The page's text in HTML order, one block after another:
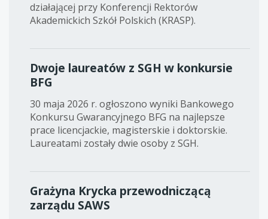
działającej przy Konferencji Rektorów
Akademickich Szkół Polskich (KRASP).
Dwoje laureatów z SGH w konkursie
BFG
30 maja 2026 r. ogłoszono wyniki Bankowego
Konkursu Gwarancyjnego BFG na najlepsze
prace licencjackie, magisterskie i doktorskie.
Laureatami zostały dwie osoby z SGH.
Grażyna Krycka przewodniczącą
zarządu SAWS